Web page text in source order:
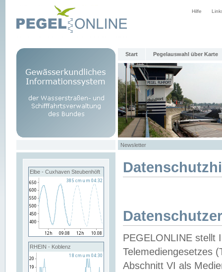
Hilfe
Start Pegelauswahl über Karte
Newsletter
Elbe - Cuxhaven Steubenhöft
RHEIN - Koblenz
PEGELONLINE stellt
Telemediengesetzes
Abschnitt VI als